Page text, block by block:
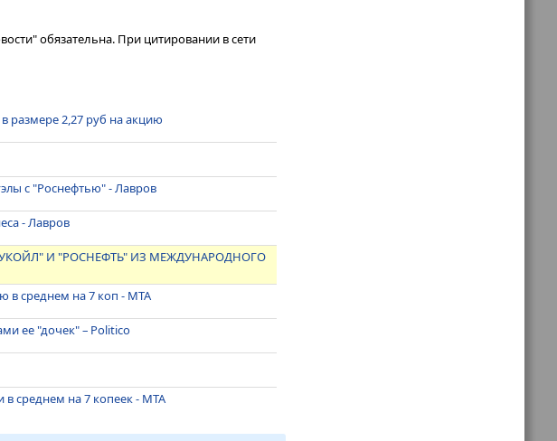
обязательна. При цитировании в сети
размере 2,27 руб на акцию
с "Роснефтью" - Лавров
- Лавров
И "РОСНЕФТЬ" ИЗ МЕЖДУНАРОДНОГО
в среднем на 7 коп - МТА
ее "дочек" – Politico
среднем на 7 копеек - МТА